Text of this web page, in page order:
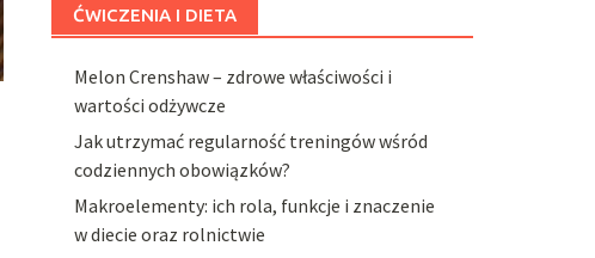
ĆWICZENIA I DIETA
Melon Crenshaw – zdrowe właściwości i
wartości odżywcze
Jak utrzymać regularność treningów wśród
codziennych obowiązków?
Makroelementy: ich rola, funkcje i znaczenie
w diecie oraz rolnictwie